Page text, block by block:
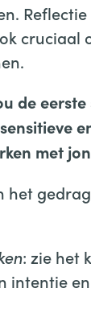
Reflectie
cruciaal
de
met
het
: zie het
intentie